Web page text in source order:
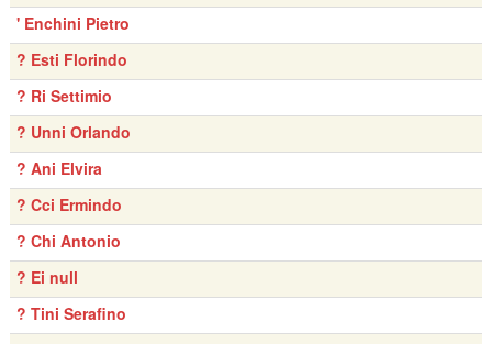
' Enchini Pietro
? Esti Florindo
? Ri Settimio
? Unni Orlando
? Ani Elvira
? Cci Ermindo
? Chi Antonio
? Ei null
? Tini Serafino